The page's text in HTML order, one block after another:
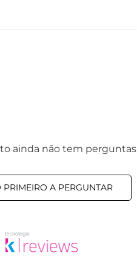
ainda não tem perguntas
PRIMEIRO A PERGUNTAR